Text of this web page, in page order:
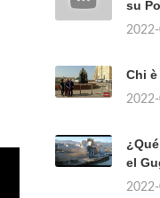
su
Chi
el